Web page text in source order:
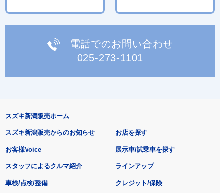
電話でのお問い合わせ
025-273-1101
スズキ新潟販売ホーム
スズキ新潟販売からのお知らせ
お客様Voice
スタッフによるクルマ紹介
お店を探す
展示車/試乗車を探す
ラインアップ
車検/点検/整備 クレジット/保険